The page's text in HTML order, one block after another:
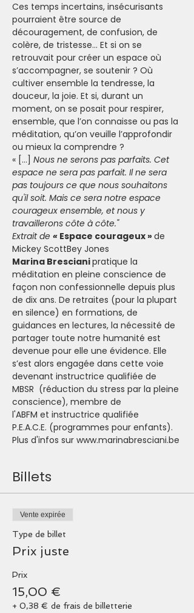
Ces temps incertains, insécurisants
pourraient être source de
découragement, de confusion, de
colère, de tristesse… Et si on se
retrouvait pour créer un espace où
s’accompagner, se soutenir ? Où
cultiver ensemble la tendresse, la
douceur, la joie. Et si, durant un
moment, on se posait pour respirer,
ensemble, que l’on connaisse ou pas la
méditation, qu’on veuille l’approfondir
ou mieux la comprendre ?
« […] Nous ne serons pas parfaits. Cet
espace ne sera pas parfait. Il ne sera
pas toujours ce que nous souhaitons
qu'il soit. Mais ce sera notre espace
courageux ensemble, et nous y
travaillerons côte à côte."
Extrait de « Espace courageux » de
Mickey ScottBey Jones
Marina Bresciani pratique la
méditation en pleine conscience de
façon non confessionnelle depuis plus
de dix ans. De retraites (pour la plupart
en silence) en formations, de
guidances en lectures, la nécessité de
partager toute notre humanité est
devenue pour elle une évidence. Elle
s’est alors engagée dans cette voie
devenant instructrice qualifiée de
MBSR  (réduction du stress par la pleine
conscience), membre de
l'ABFM et instructrice qualifiée
P.E.A.C.E. (programmes pour enfants).
Plus d'infos sur www.marinabresciani.be
Billets
Vente expirée
Type de billet
Prix juste
Prix
15,00 €
+ 0,38 € de frais de billetterie